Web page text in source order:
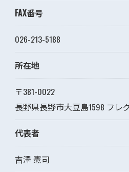
FAX番号
026-213-5188
所在地
〒381-0022
長野県長野市大豆島1598 フレ
代表者
吉澤 憲司